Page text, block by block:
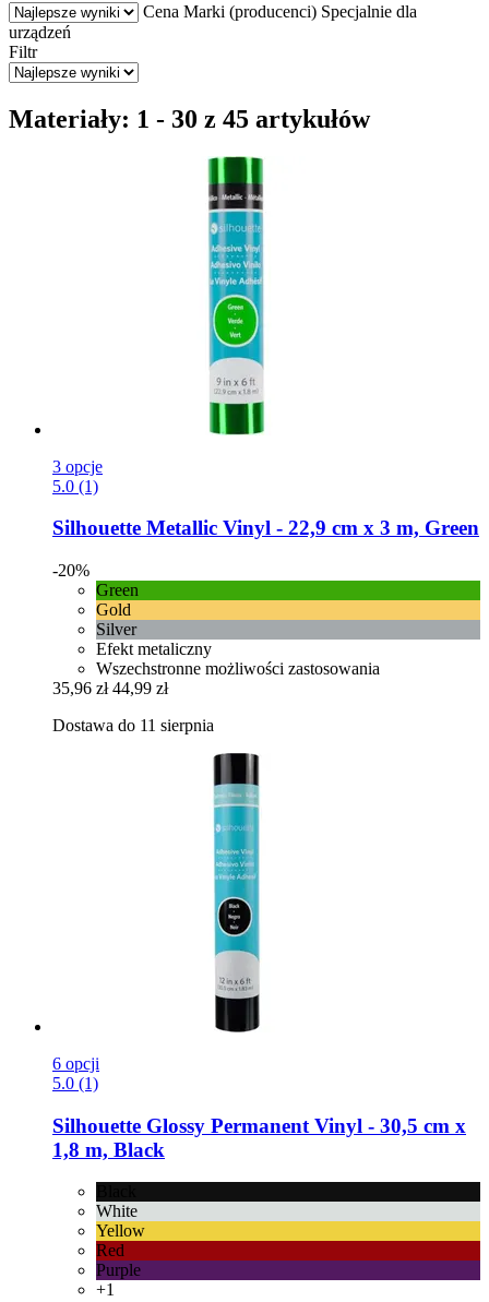
Cena Marki (producenci) Specjalnie dla
urządzeń
Filtr
Materiały: 1 - 30 z 45 artykułów
3 opcje
5.0 (1)
Silhouette Metallic Vinyl -​ 22,9 cm x 3 m, Green
-20%
Green
Gold
Silver
Efekt metaliczny
Wszechstronne możliwości zastosowania
35,96 zł 44,99 zł
Dostawa do 11 sierpnia
6 opcji
5.0 (1)
Silhouette Glossy Permanent Vinyl -​ 30,5 cm x
1,8 m, Black
White
Yellow
Red
Purple
+1